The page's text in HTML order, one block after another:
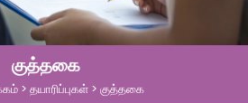
குத்தகை
> தயாரிப்புகள் > குத்தகை